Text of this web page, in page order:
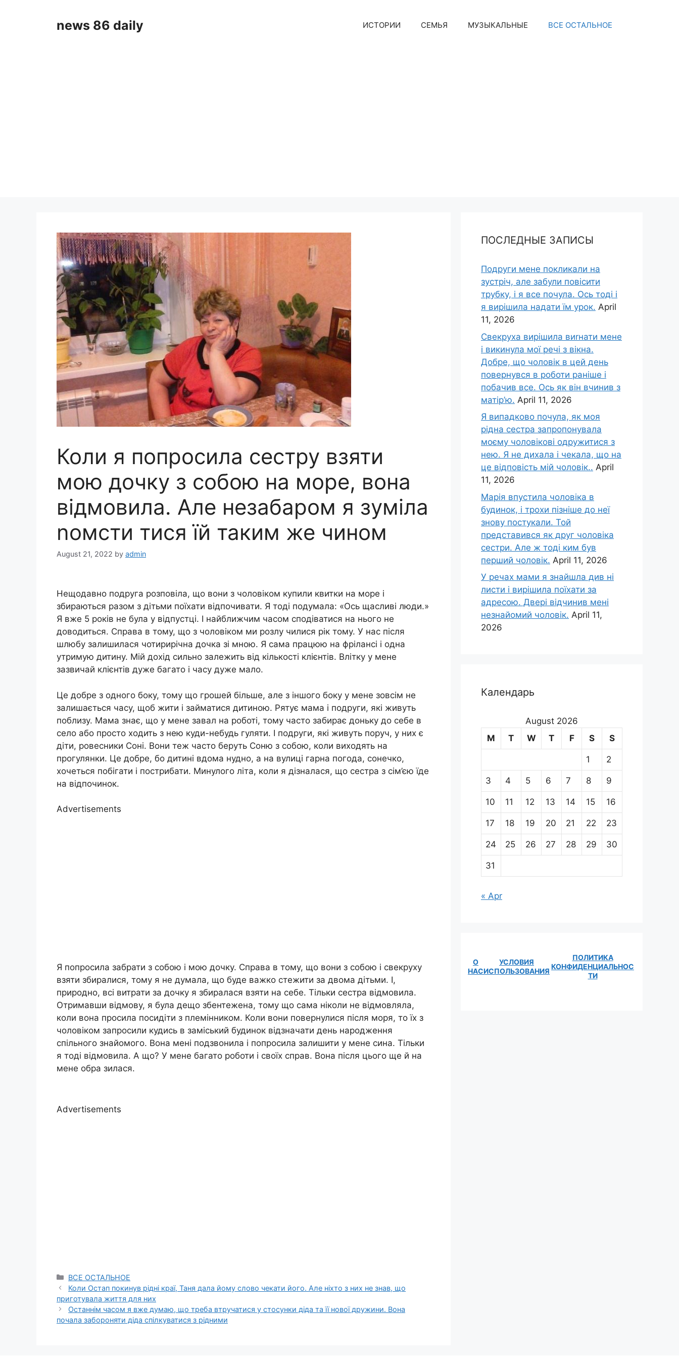
news 86 daily ИСТОРИИ СЕМЬЯ МУЗЫКАЛЬНЫЕ ВСЕ ОСТАЛЬНОЕ
Коли я попросила сестру взяти
мою дочку з собою на море, вона
відмовила. Але незабаром я зуміла
nомсти тися їй таким же чином
August 21, 2022 by admin
Нещодавно подруга розповіла, що вони з чоловіком купили квитки на море і
збираються разом з дітьми поїхати відпочивати. Я тоді подумала: «Ось щасливі люди.»
Я вже 5 років не була у відпустці. І найближчим часом сподіватися на нього не
доводиться. Справа в тому, що з чоловіком ми розлу чилися рік тому. У нас після
шлюбу залишилася чотирирічна дочка зі мною. Я сама працюю на фрілансі і одна
утримую дитину. Мій дохід сильно залежить від кількості клієнтів. Влітку у мене
зазвичай клієнтів дуже багато і часу дуже мало.
Це добре з одного боку, тому що грошей більше, але з іншого боку у мене зовсім не
залишається часу, щоб жити і займатися дитиною. Рятує мама і подруги, які живуть
поблизу. Мама знає, що у мене завал на роботі, тому часто забирає доньку до себе в
село або просто ходить з нею куди-небудь гуляти. І подруги, які живуть поруч, у них є
діти, ровесники Соні. Вони теж часто беруть Соню з собою, коли виходять на
прогулянки. Це добре, бо дитині вдома нудно, а на вулиці гарна погода, сонечко,
хочеться побігати і пострибати. Минулого літа, коли я дізналася, що сестра з сім’єю їде
на відпочинок.
Advertisements
Я попросила забрати з собою і мою дочку. Справа в тому, що вони з собою і свекруху
взяти збиралися, тому я не думала, що буде важко стежити за двома дітьми. І,
природно, всі витрати за дочку я збиралася взяти на себе. Тільки сестра відмовила.
Отримавши відмову, я була дещо збентежена, тому що сама ніколи не відмовляла,
коли вона просила посидіти з племінником. Коли вони повернулися після моря, то їх з
чоловіком запросили кудись в заміський будинок відзначати день народження
спільного знайомого. Вона мені подзвонила і попросила залишити у мене сина. Тільки
я тоді відмовила. А що? У мене багато роботи і своїх справ. Вона після цього ще й на
мене обра зилася.
Advertisements
Categories
ВСЕ ОСТАЛЬНОЕ
Коли Остап покинув рідні краї, Таня дала йому слово чекати його. Але ніхто з них не знав, що
приготувала життя для них
Останнім часом я вже думаю, що треба втручатися у стосунки діда та її нової дружини. Вона
почала забороняти діда спілкуватися з рідними
ПОСЛЕДНЫЕ ЗАПИСЫ
Подруги мене покликали на
зустріч, але забули повісити
трубку, і я все почула. Ось тоді і
я вирішила надати їм урок. April
11, 2026
Свекруха вирішила виrнати мене
і викинула мої речі з вікна.
Добре, що чоловік в цей день
повернувся в роботи раніше і
побачив все. Ось як він вчинив з
матір’ю. April 11, 2026
Я випадково почула, як моя
рідна сестра запропонувала
моєму чоловікові одружитися з
нею. Я не дихала і чекала, що на
це відповість мій чоловік.. April
11, 2026
Марія впустила чоловіка в
будинок, і трохи пізніше до неї
знову постукали. Той
представився як друг чоловіка
сестри. Але ж тоді ким був
перший чоловік. April 11, 2026
У речах мами я знайшла див ні
листи і вирішила поїхати за
адресою. Двері відчинив мені
незнайомий чоловік. April 11,
2026
Календарь
August 2026
M
T W T F S S
1 2
3 4 5 6 7 8 9
10 11 12 13 14 15 16
17 18 19 20 21 22 23
24 25 26 27 28 29 30
31
« Apr
О
НАС
УСЛОВИЯ
ИСПОЛЬЗОВАНИЯ
ПОЛИТИКА
КОНФИДЕНЦИАЛЬНОС
ТИ